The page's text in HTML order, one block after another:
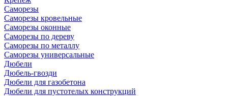
Саморезы
Саморезы кровельные
Саморезы оконные
Саморезы по дереву
Саморезы по металлу
Саморезы универсальные
Дюбели
Дюбель-гвозди
Дюбели для газобетона
Дюбели для пустотелых конструкций